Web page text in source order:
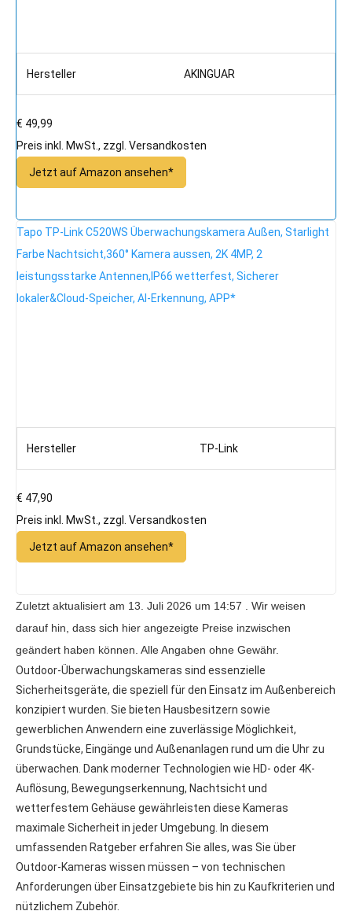
Hersteller AKINGUAR
€ 49,99
Preis inkl. MwSt., zzgl. Versandkosten
Jetzt auf Amazon ansehen*
Tapo TP-Link C520WS Überwachungskamera Außen, Starlight
Farbe Nachtsicht,360° Kamera aussen, 2K 4MP, 2
leistungsstarke Antennen,IP66 wetterfest, Sicherer
lokaler&Cloud-Speicher, AI-Erkennung, APP*
Hersteller TP-Link
€ 47,90
Preis inkl. MwSt., zzgl. Versandkosten
Jetzt auf Amazon ansehen*
Zuletzt aktualisiert am 13. Juli 2026 um 14:57 . Wir weisen
darauf hin, dass sich hier angezeigte Preise inzwischen
geändert haben können. Alle Angaben ohne Gewähr.
Outdoor-Überwachungskameras sind essenzielle
Sicherheitsgeräte, die speziell für den Einsatz im Außenbereich
konzipiert wurden. Sie bieten Hausbesitzern sowie
gewerblichen Anwendern eine zuverlässige Möglichkeit,
Grundstücke, Eingänge und Außenanlagen rund um die Uhr zu
überwachen. Dank moderner Technologien wie HD- oder 4K-
Auflösung, Bewegungserkennung, Nachtsicht und
wetterfestem Gehäuse gewährleisten diese Kameras
maximale Sicherheit in jeder Umgebung. In diesem
umfassenden Ratgeber erfahren Sie alles, was Sie über
Outdoor-Kameras wissen müssen – von technischen
Anforderungen über Einsatzgebiete bis hin zu Kaufkriterien und
nützlichem Zubehör.